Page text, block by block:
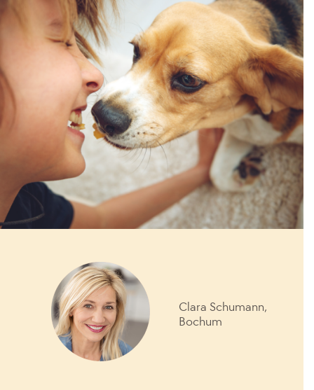
Clara Schumann,
Bochum